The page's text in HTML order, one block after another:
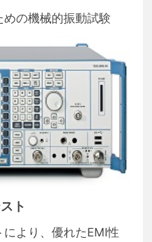
の機械的振動試験
ト
より、優れたEMI性